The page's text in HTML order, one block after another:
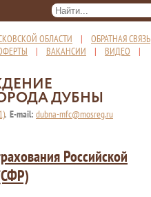
ОБЛАСТИ | ОБРАТНАЯ СВЯЗЬ
| ВАКАНСИИ | ВИДЕО |
ДУБНЫ
, E-mail: dubna-mfc@mosreg.ru
Российской